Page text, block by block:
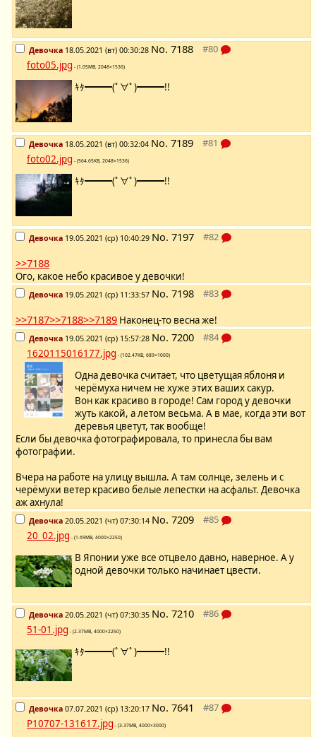
Девочка 18.05.2021 (вт) 00:30:28 No. 7188
foto05.jpg - (1.05MB, 2048×1536)
ｷﾀ━━━(ﾟ∀ﾟ)━━━!!
Девочка 18.05.2021 (вт) 00:32:04 No. 7189
foto02.jpg - (564.65KB, 2048×1536)
ｷﾀ━━━(ﾟ∀ﾟ)━━━!!
Девочка 19.05.2021 (ср) 10:40:29 No. 7197
>>7188
Ого, какое небо красивое у девочки!
Девочка 19.05.2021 (ср) 11:33:57 No. 7198
>>7187>>7188>>7189 Наконец-то весна же!
Девочка 19.05.2021 (ср) 15:57:28 No. 7200
1620115016177.jpg - (102.47KB, 689×1000)
Одна девочка считает, что цветущая яблоня и
черёмуха ничем не хуже этих ваших сакур.
Вон как красиво в городе! Сам город у девочки
жуть какой, а летом весьма. А в мае, когда эти вот
деревья цветут, так вообще!
Если бы девочка фотографировала, то принесла бы вам
фотографии.
Вчера на работе на улицу вышла. А там солнце, зелень и с
черёмухи ветер красиво белые лепестки на асфальт. Девочка
аж ахнула!
Девочка 20.05.2021 (чт) 07:30:14 No. 7209
20_02.jpg - (1.69MB, 4000×2250)
В Японии уже все отцвело давно, наверное. А у
одной девочки только начинает цвести.
Девочка 20.05.2021 (чт) 07:30:35 No. 7210
51-01.jpg - (2.37MB, 4000×2250)
ｷﾀ━━━(ﾟ∀ﾟ)━━━!!
Девочка 07.07.2021 (ср) 13:20:17 No. 7641
P10707-131617.jpg - (3.37MB, 4000×3000)